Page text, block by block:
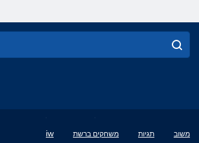
iw משחקים ברשת תגיות משוב